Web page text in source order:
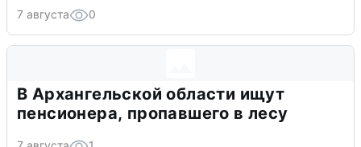
7 августа 0
В Архангельской области ищут
пенсионера, пропавшего в лесу